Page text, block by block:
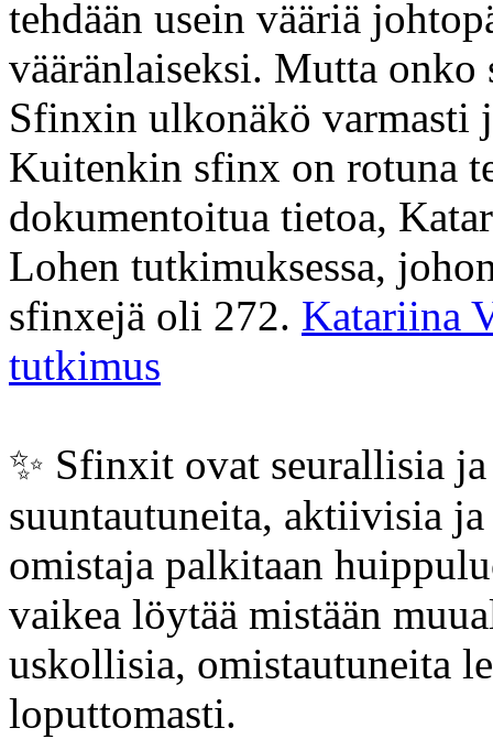
tehdään usein vääriä
vääränlaiseksi. Mutta onko
Sfinxin ulkonäkö varmasti
Kuitenkin sfinx on rotuna
dokumentoitua tietoa,
Lohen tutkimuksessa,
sfinxejä oli 272. Katariina
tutkimus
✨️ Sfinxit ovat seurallisia
suuntautuneita, aktiivisia
omistaja palkitaan
vaikea löytää mistään
uskollisia, omistautuneita
loputtomasti.